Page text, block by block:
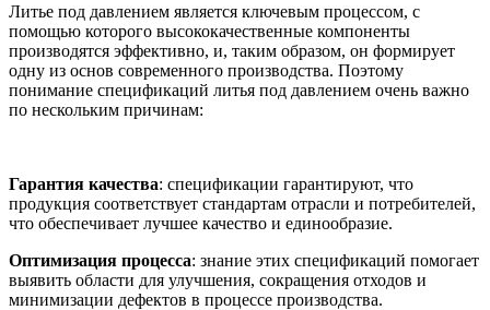
Литье под давлением является ключевым процессом, с
помощью которого высококачественные компоненты
производятся эффективно, и, таким образом, он формирует
одну из основ современного производства. Поэтому
понимание спецификаций литья под давлением очень важно
по нескольким причинам:
Гарантия качества: спецификации гарантируют, что
продукция соответствует стандартам отрасли и потребителей,
что обеспечивает лучшее качество и единообразие.
Оптимизация процесса: знание этих спецификаций помогает
выявить области для улучшения, сокращения отходов и
минимизации дефектов в процессе производства.